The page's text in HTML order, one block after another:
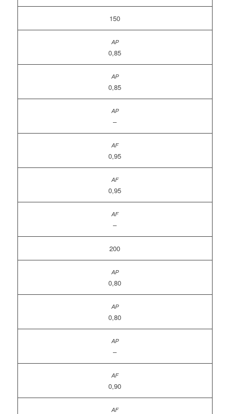
150
0,85
0,85
–
0,95
0,95
–
200
0,80
0,80
–
0,90